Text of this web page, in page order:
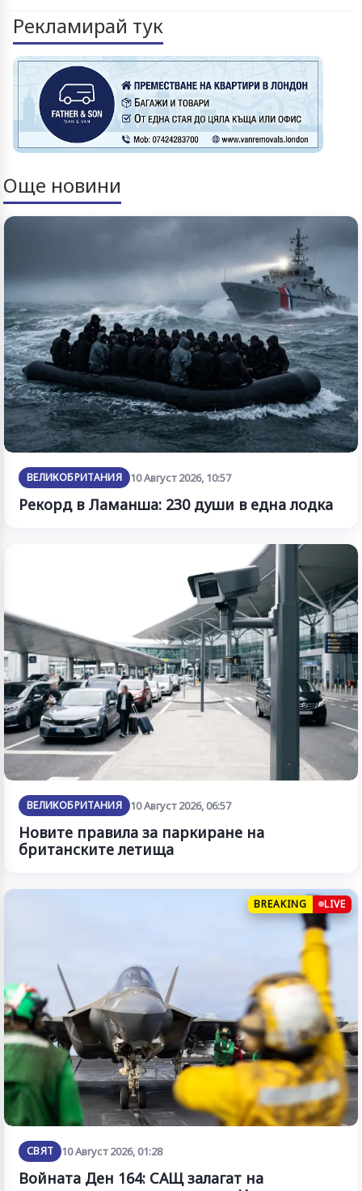
Рекламирай тук
Още новини
ВЕЛИКОБРИТАНИЯ 10 Август 2026, 10:57
Рекорд в Ламанша: 230 души в една лодка
ВЕЛИКОБРИТАНИЯ 10 Август 2026, 06:57
Новите правила за паркиране на
британските летища
BREAKING LIVE
СВЯТ 10 Август 2026, 01:28
Войната Ден 164: САЩ залагат на